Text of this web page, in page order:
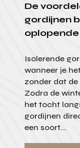
De
gordijnen
Isolerende
wanneer je
zonder dat
Zodra de
het tocht
gordijnen
een soort...